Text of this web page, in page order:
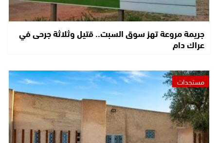
جريمة مروعة تهز سوق السبت.. قتيل وثلاثة جرحى في
عراك دام
مستجدات